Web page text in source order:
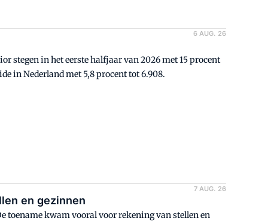
6 AUG. 26
stegen in het eerste halfjaar van 2026 met 15 procent
in Nederland met 5,8 procent tot 6.908.
7 AUG. 26
en gezinnen
toename kwam vooral voor rekening van stellen en